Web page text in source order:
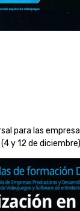
para las
12 de